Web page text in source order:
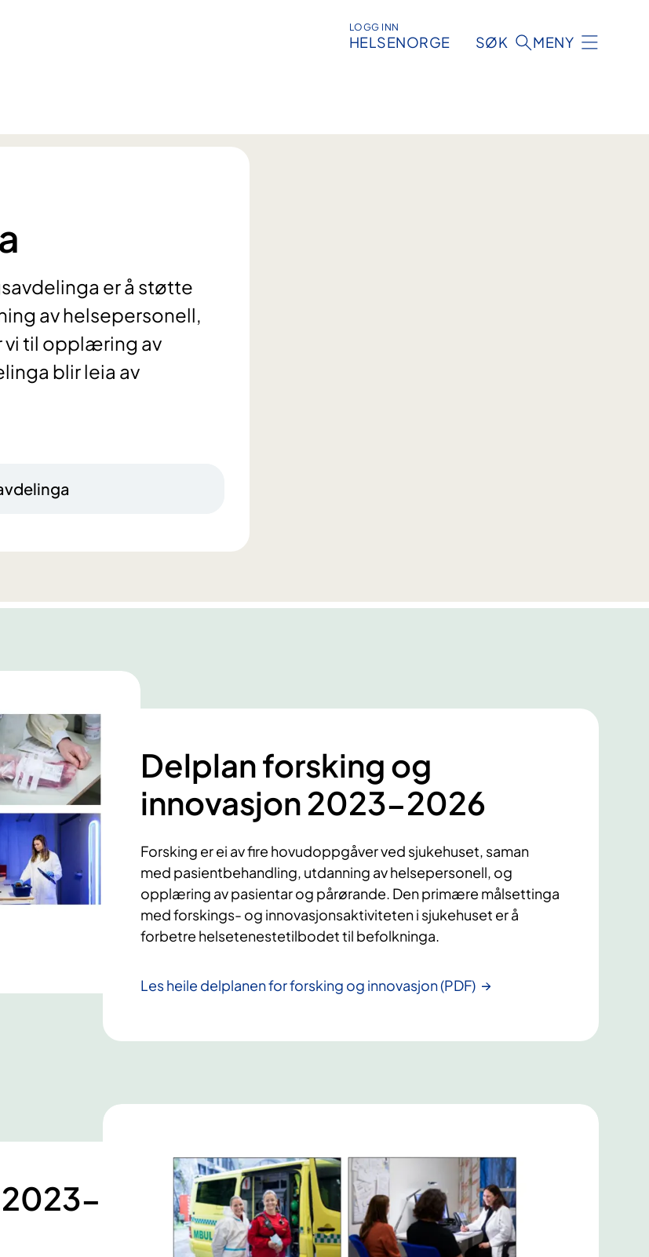
LOGG INN
HELSENORGE SØK MENY
er å støtte
av helsepersonell,
vi til opplæring av
blir leia av
Delplan forsking og
innovasjon 2023-2026
Forsking er ei av fire hovudoppgåver ved sjukehuset, saman
med pasientbehandling, utdanning av helsepersonell, og
opplæring av pasientar og pårørande. Den primære målsettinga
med forskings- og innovasjonsaktiviteten i sjukehuset er å
forbetre helsetenestetilbodet til befolkninga.
Les heile delplanen for forsking og innovasjon (PDF)
2023-